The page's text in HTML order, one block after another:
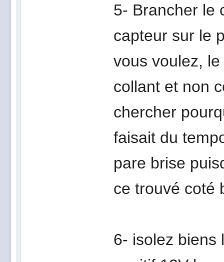
5- Brancher le
capteur sur le
vous voulez,
collant et non
chercher
faisait du
pare brise
ce trouvé coté
6- isolez biens